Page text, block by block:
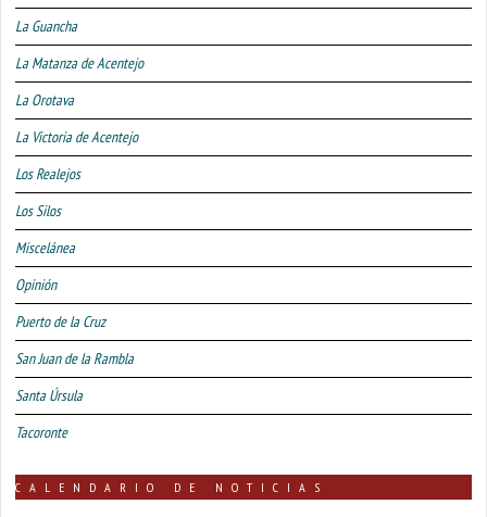
La Guancha
La Matanza de Acentejo
La Orotava
La Victoria de Acentejo
Los Realejos
Los Silos
Miscelánea
Opinión
Puerto de la Cruz
San Juan de la Rambla
Santa Úrsula
Tacoronte
CALENDARIO DE NOTICIAS